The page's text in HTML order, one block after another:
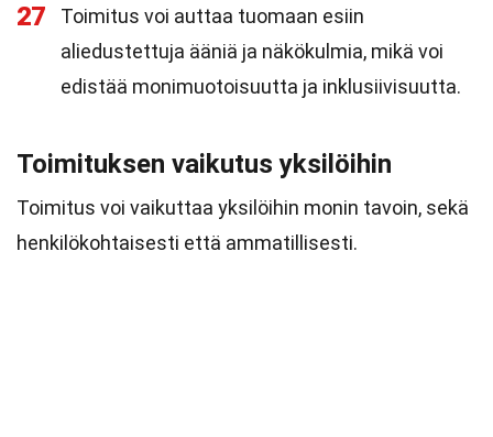
27
Toimitus voi auttaa tuomaan esiin
aliedustettuja ääniä ja näkökulmia, mikä voi
edistää monimuotoisuutta ja inklusiivisuutta.
Toimituksen vaikutus yksilöihin
Toimitus voi vaikuttaa yksilöihin monin tavoin, sekä
henkilökohtaisesti että ammatillisesti.